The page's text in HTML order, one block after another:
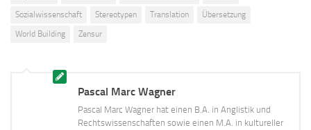
Sozialwissenschaft
Stereotypen Translation
Übersetzung
World Building
Zensur
Pascal Marc Wagner
Pascal Marc Wagner hat einen B.A. in Anglistik und
Rechtswissenschaften sowie einen M.A. in kultureller